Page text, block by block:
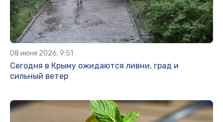
08 июня 2026, 9:51
Сегодня в Крыму ожидаются ливни, град и
сильный ветер